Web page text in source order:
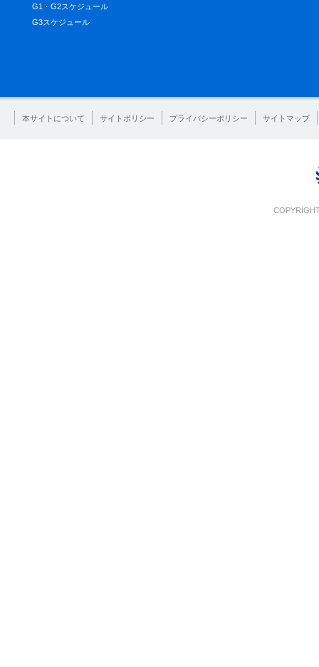
G1・G2スケジュール
G3スケジュール
本サイトについて サイトポリシー プライバシーポリシー サイトマップ